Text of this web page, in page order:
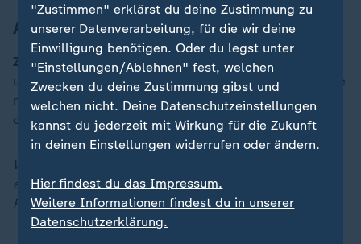
Ausführlich informiert
ZDFheute live:
Die Ukraine gerät an der Front weiter
unter Druck. Auch die Intensität russischer Luftangriffe
nimmt zu. Militärexperte Christian Mölling analysiert
die Lage bei ZDFheute live.(36 min)
Weitere News-Updates zur Lage und zu Reaktionen
erhalten Sie jederzeit auch in unserem
Russlands Angriff auf die Ukraine.
"Zustimmen" erklärst du deine Zustimmung zu
unserer Datenverarbeitung, für die wir deine
Einwilligung benötigen. Oder du legst unter
"Einstellungen/Ablehnen" fest, welchen
Zwecken du deine Zustimmung gibst und
welchen nicht. Deine Datenschutzeinstellungen
kannst du jederzeit mit Wirkung für die Zukunft
in deinen Einstellungen widerrufen oder ändern.
Hier findest du das Impressum.
Weitere Informationen findest du in unserer
Datenschutzerklärung.